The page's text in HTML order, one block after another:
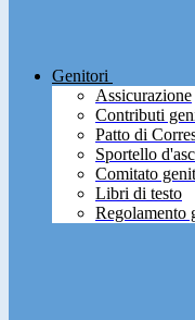
Genitori
Assicurazione
Contributi
Patto di
Sportello
Comitato
Libri di testo
Regolamento